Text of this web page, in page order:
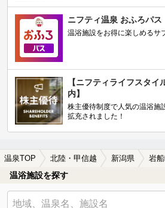
ニフティ温泉 おふろパス
温浴施設をお得に楽しめるサ
【ニフティライフスタイ
内】
株主優待制度で人気の温浴施
拡充されました！
温泉TOP 北陸・甲信越 新潟県
温浴施設を探す